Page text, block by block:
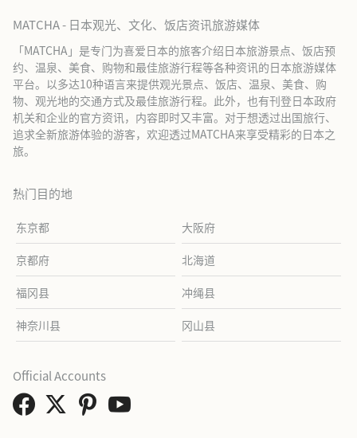
MATCHA - 日本观光、文化、饭店资讯旅游媒体
「MATCHA」是专门为喜爱日本的旅客介绍日本旅游景点、饭店预
约、温泉、美食、购物和最佳旅游行程等各种资讯的日本旅游媒体
平台。以多达10种语言来提供观光景点、饭店、温泉、美食、购
物、观光地的交通方式及最佳旅游行程。此外，也有刊登日本政府
机关和企业的官方资讯，内容即时又丰富。对于想透过出国旅行、
追求全新旅游体验的游客，欢迎透过MATCHA来享受精彩的日本之
旅。
热门目的地
东京都 大阪府
京都府 北海道
福冈县 冲绳县
神奈川县 冈山县
Official Accounts